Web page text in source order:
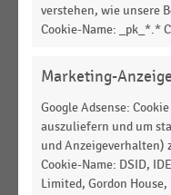
SHOPPING-
Centern in
Beliebteste
Valentinstag
verstehen, wie unsere
Cookie-Name: _pk_*.*
Marketing-
Google Adsense:
auszuliefern und um
und Anzeigeverhalten)
Cookie-Name: DSID,
Limited, Gordon